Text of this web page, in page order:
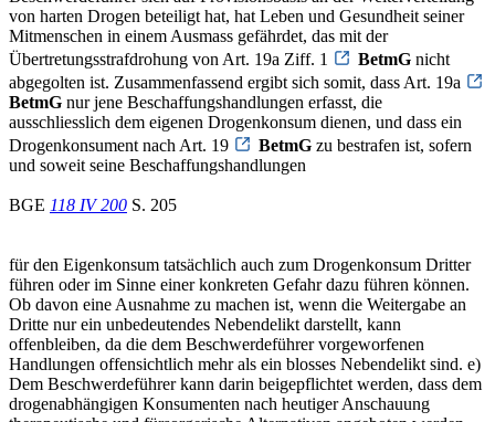
von harten Drogen beteiligt hat, hat Leben und Gesundheit seiner
Mitmenschen in einem Ausmass gefährdet, das mit der
Übertretungsstrafdrohung von Art. 19a Ziff. 1
BetmG nicht
abgegolten ist. Zusammenfassend ergibt sich somit, dass Art. 19a
BetmG nur jene Beschaffungshandlungen erfasst, die
ausschliesslich dem eigenen Drogenkonsum dienen, und dass ein
Drogenkonsument nach Art. 19
BetmG zu bestrafen ist, sofern
und soweit seine Beschaffungshandlungen
BGE 118 IV 200 S. 205
für den Eigenkonsum tatsächlich auch zum Drogenkonsum Dritter
führen oder im Sinne einer konkreten Gefahr dazu führen können.
Ob davon eine Ausnahme zu machen ist, wenn die Weitergabe an
Dritte nur ein unbedeutendes Nebendelikt darstellt, kann
offenbleiben, da die dem Beschwerdeführer vorgeworfenen
Handlungen offensichtlich mehr als ein blosses Nebendelikt sind. e)
Dem Beschwerdeführer kann darin beigepflichtet werden, dass dem
drogenabhängigen Konsumenten nach heutiger Anschauung